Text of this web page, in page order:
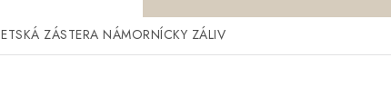
ZÁSTERA NÁMORNÍCKY ZÁLIV